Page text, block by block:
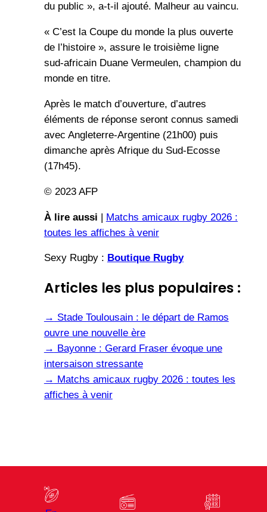
du public », a-t-il ajouté. Malheur au vaincu.
« C’est la Coupe du monde la plus ouverte
de l’histoire », assure le troisième ligne
sud-africain Duane Vermeulen, champion du
monde en titre.
Après le match d’ouverture, d’autres
éléments de réponse seront connus samedi
avec Angleterre-Argentine (21h00) puis
dimanche après Afrique du Sud-Ecosse
(17h45).
© 2023 AFP
À lire aussi | Matchs amicaux rugby 2026 :
toutes les affiches à venir
Sexy Rugby : Boutique Rugby
Articles les plus populaires :
→ Stade Toulousain : le départ de Ramos
ouvre une nouvelle ère
→ Bayonne : Gerard Fraser évoque une
intersaison stressante
→ Matchs amicaux rugby 2026 : toutes les
affiches à venir